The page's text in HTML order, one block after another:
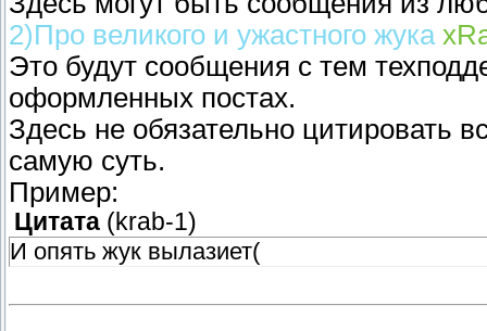
2)Про великого и ужастного жука
Это будут сообщения с тем
оформленных постах.
Здесь не обязательно цитировать
самую суть.
Пример:
Цитата (krab-1)
И опять жук вылазиет(